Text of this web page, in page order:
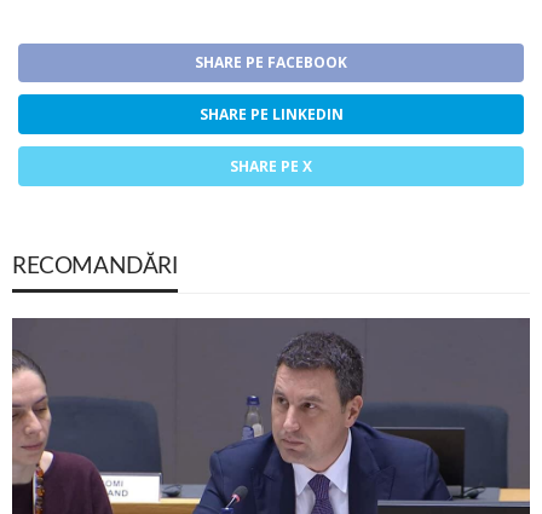
SHARE PE FACEBOOK
SHARE PE LINKEDIN
SHARE PE X
RECOMANDĂRI